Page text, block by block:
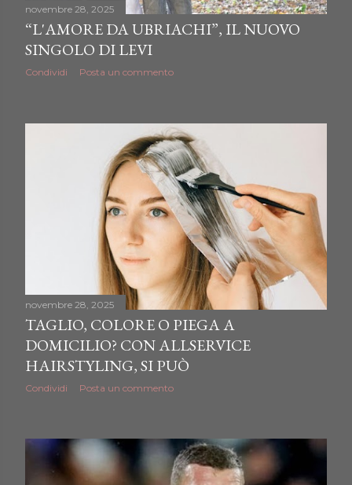
novembre 28, 2025
“L'AMORE DA UBRIACHI”, IL NUOVO
SINGOLO DI LEVI
Condividi Posta un commento
novembre 28, 2025
TAGLIO, COLORE O PIEGA A
DOMICILIO? CON ALLSERVICE
HAIRSTYLING, SI PUÒ
Condividi Posta un commento